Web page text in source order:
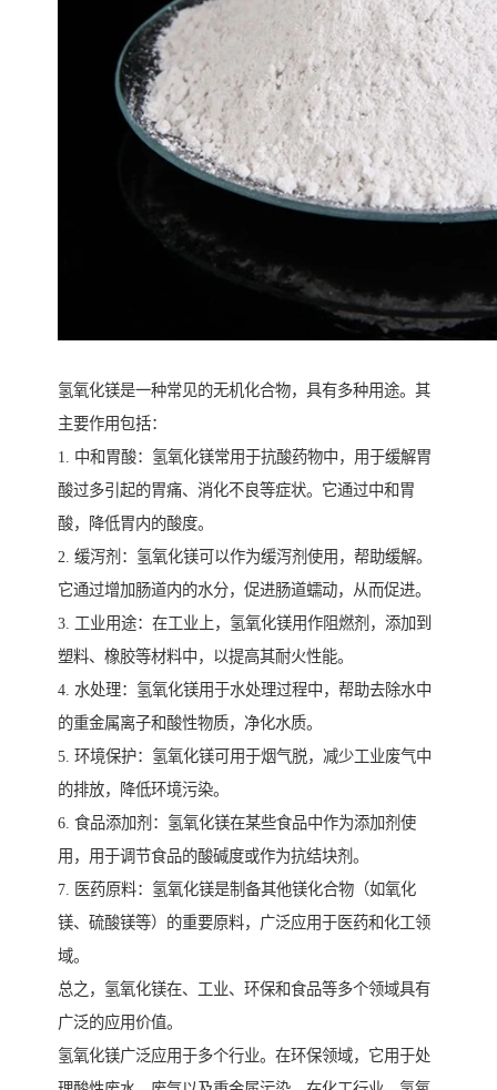
氢氧化镁是一种常见的无机化合物，具有多种用途。其
主要作用包括：
1. 中和胃酸：氢氧化镁常用于抗酸药物中，用于缓解胃
酸过多引起的胃痛、消化不良等症状。它通过中和胃
酸，降低胃内的酸度。
2. 缓泻剂：氢氧化镁可以作为缓泻剂使用，帮助缓解。
它通过增加肠道内的水分，促进肠道蠕动，从而促进。
3. 工业用途：在工业上，氢氧化镁用作阻燃剂，添加到
塑料、橡胶等材料中，以提高其耐火性能。
4. 水处理：氢氧化镁用于水处理过程中，帮助去除水中
的重金属离子和酸性物质，净化水质。
5. 环境保护：氢氧化镁可用于烟气脱，减少工业废气中
的排放，降低环境污染。
6. 食品添加剂：氢氧化镁在某些食品中作为添加剂使
用，用于调节食品的酸碱度或作为抗结块剂。
7. 医药原料：氢氧化镁是制备其他镁化合物（如氧化
镁、硫酸镁等）的重要原料，广泛应用于医药和化工领
域。
总之，氢氧化镁在、工业、环保和食品等多个领域具有
广泛的应用价值。
氢氧化镁广泛应用于多个行业。在环保领域，它用于处